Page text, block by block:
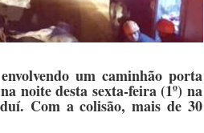
um caminhão porta
na noite desta sexta-feira (1º) na
Com a colisão, mais de 30